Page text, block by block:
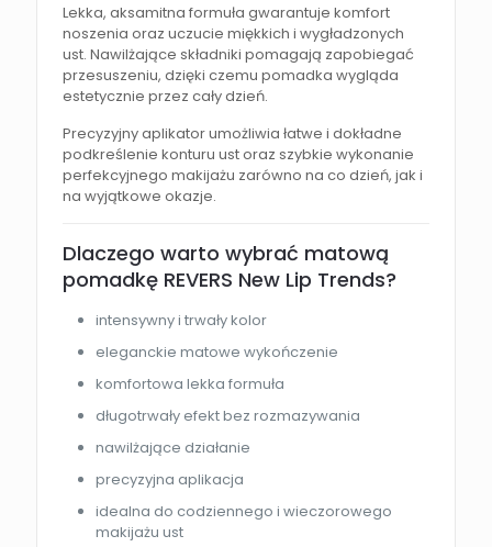
Lekka, aksamitna formuła gwarantuje komfort
noszenia oraz uczucie miękkich i wygładzonych
ust. Nawilżające składniki pomagają zapobiegać
przesuszeniu, dzięki czemu pomadka wygląda
estetycznie przez cały dzień.
Precyzyjny aplikator umożliwia łatwe i dokładne
podkreślenie konturu ust oraz szybkie wykonanie
perfekcyjnego makijażu zarówno na co dzień, jak i
na wyjątkowe okazje.
Dlaczego warto wybrać matową
pomadkę REVERS New Lip Trends?
intensywny i trwały kolor
eleganckie matowe wykończenie
komfortowa lekka formuła
długotrwały efekt bez rozmazywania
nawilżające działanie
precyzyjna aplikacja
idealna do codziennego i wieczorowego
makijażu ust